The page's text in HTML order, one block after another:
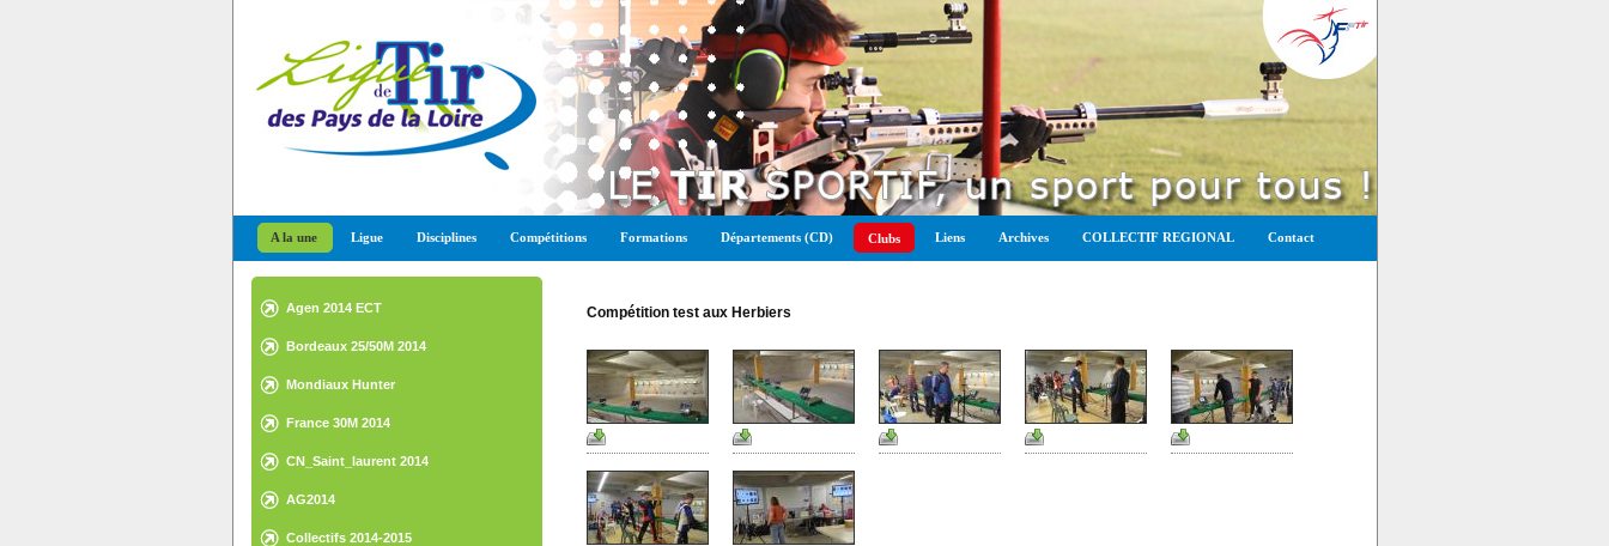
A la une Ligue Disciplines Compétitions Formations Départements (CD) Clubs Liens Archives COLLECTIF REGIONAL Contact
Agen 2014 ECT
Bordeaux 25/50M 2014
Mondiaux Hunter
France 30M 2014
CN_Saint_laurent 2014
AG2014
Collectifs 2014-2015
Compétition test aux Herbiers